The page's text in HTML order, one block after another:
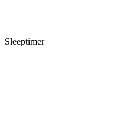
Sleeptimer